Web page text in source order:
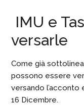
IMU e
versarle
Come già
possono essere
versando l’acconto
16 Dicembre.